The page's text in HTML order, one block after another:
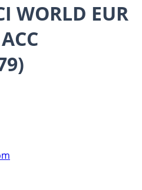
WORLD EUR